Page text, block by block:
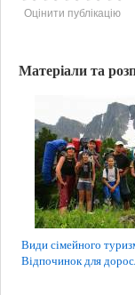
Оцінити публікацію
Матеріали та
Види сімейного
Відпочинок для